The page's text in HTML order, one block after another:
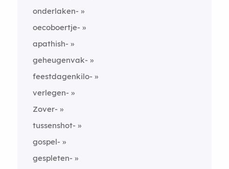
onderlaken-
oecoboertje-
apathish-
geheugenvak-
feestdagenkilo-
verlegen-
Zover-
tussenshot-
gospel-
gespleten-